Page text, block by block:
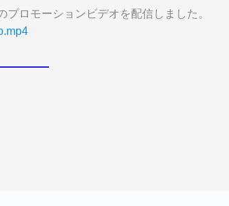
ロモーションビデオを配信しました。